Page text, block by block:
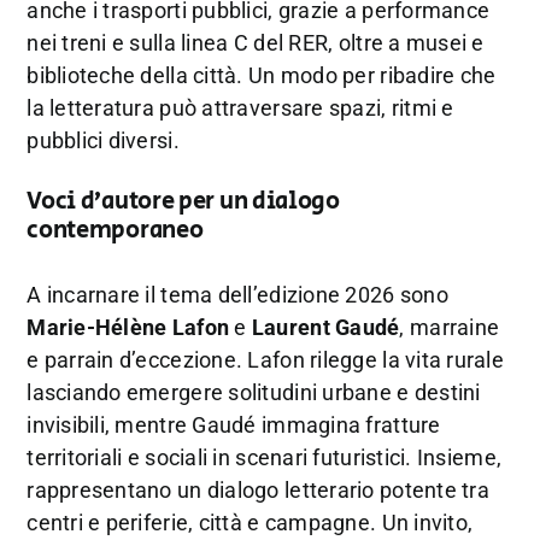
anche i trasporti pubblici, grazie a performance
nei treni e sulla linea C del RER, oltre a musei e
biblioteche della città. Un modo per ribadire che
la letteratura può attraversare spazi, ritmi e
pubblici diversi.
Voci d’autore per un dialogo
contemporaneo
A incarnare il tema dell’edizione 2026 sono
Marie-Hélène Lafone Laurent Gaudé, marraine
e parrain d’eccezione. Lafon rilegge la vita rurale
lasciando emergere solitudini urbane e destini
invisibili, mentre Gaudé immagina fratture
territoriali e sociali in scenari futuristici. Insieme,
rappresentano un dialogo letterario potente tra
centri e periferie, città e campagne. Un invito,